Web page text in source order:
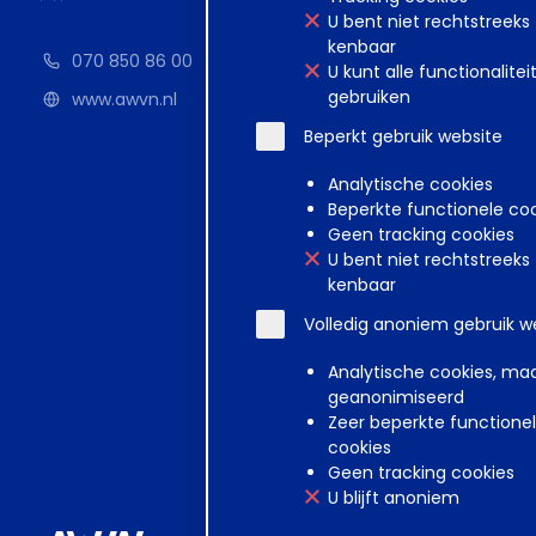
U bent niet rechtstreeks
kenbaar
U kunt alle
gebruiken
Beperkt gebruik website
Analytische cookies
Beperkte functionele
Geen tracking cookies
U bent niet rechtstreeks
kenbaar
Volledig anoniem gebruik
Analytische cookies,
geanonimiseerd
Zeer beperkte
cookies
Geen tracking cookies
U blijft anoniem
070 850 86 00
www.awvn.nl